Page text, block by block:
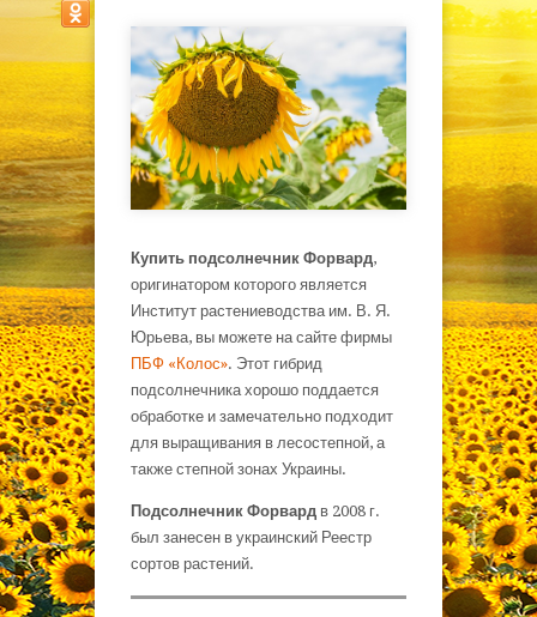
Купить подсолнечник Форвард,
оригинатором которого является
Институт растениеводства им. В. Я.
Юрьева, вы можете на сайте фирмы
ПБФ «Колос». Этот гибрид
подсолнечника хорошо поддается
обработке и замечательно подходит
для выращивания в лесостепной, а
также степной зонах Украины.
Подсолнечник Форвард в 2008 г.
был занесен в украинский Реестр
сортов растений.